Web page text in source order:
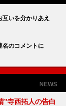
いを分かりあえ
のコメントに
NEWS
”寺西拓人の告白